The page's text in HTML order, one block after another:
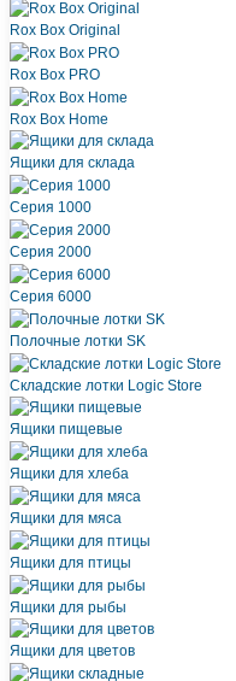
Rox Box Original
Rox Box PRO
Rox Box Home
Ящики для склада
Серия 1000
Серия 2000
Серия 6000
Полочные лотки SK
Складские лотки Logic Store
Ящики пищевые
Ящики для хлеба
Ящики для мяса
Ящики для птицы
Ящики для рыбы
Ящики для цветов